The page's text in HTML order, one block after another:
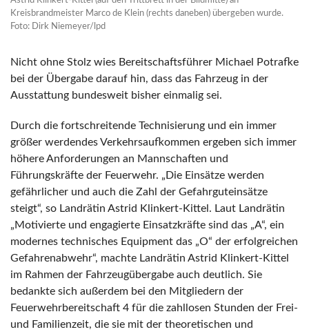
Kreisbrandmeister Marco de Klein (rechts daneben) übergeben wurde.
Foto: Dirk Niemeyer/lpd
Nicht ohne Stolz wies Bereitschaftsführer Michael Potrafke
bei der Übergabe darauf hin, dass das Fahrzeug in der
Ausstattung bundesweit bisher einmalig sei.
Durch die fortschreitende Technisierung und ein immer
größer werdendes Verkehrsaufkommen ergeben sich immer
höhere Anforderungen an Mannschaften und
Führungskräfte der Feuerwehr. „Die Einsätze werden
gefährlicher und auch die Zahl der Gefahrguteinsätze
steigt“, so Landrätin Astrid Klinkert-Kittel. Laut Landrätin
„Motivierte und engagierte Einsatzkräfte sind das „A“, ein
modernes technisches Equipment das „O“ der erfolgreichen
Gefahrenabwehr“, machte Landrätin Astrid Klinkert-Kittel
im Rahmen der Fahrzeugübergabe auch deutlich. Sie
bedankte sich außerdem bei den Mitgliedern der
Feuerwehrbereitschaft 4 für die zahllosen Stunden der Frei-
und Familienzeit, die sie mit der theoretischen und